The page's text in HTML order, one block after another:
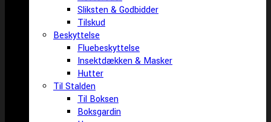
Sliksten & Godbidder
Tilskud
Beskyttelse
Fluebeskyttelse
Insektdækken & Masker
Hutter
Til Stalden
Til Boksen
Boksgardin